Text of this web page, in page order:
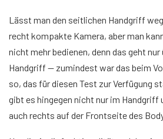
Lässt man den seitlichen Handgriff
recht kompakte Kamera, aber man
nicht mehr bedienen, denn das geht
Handgriff — zumindest war das beim
so, das für diesen Test zur Verfügung
gibt es hingegen nicht nur im Handgriff
auch rechts auf der Frontseite des